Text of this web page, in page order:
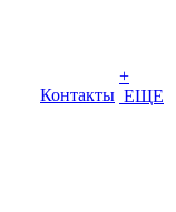
Контакты
+
ЕЩЕ